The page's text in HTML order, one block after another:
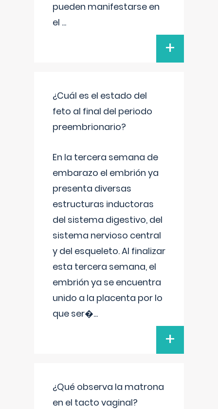
pueden manifestarse en
el ...
+
¿Cuál es el estado del
feto al final del periodo
preembrionario?
En la tercera semana de
embarazo el embrión ya
presenta diversas
estructuras inductoras
del sistema digestivo, del
sistema nervioso central
y del esqueleto. Al finalizar
esta tercera semana, el
embrión ya se encuentra
unido a la placenta por lo
que ser�...
+
¿Qué observa la matrona
en el tacto vaginal?